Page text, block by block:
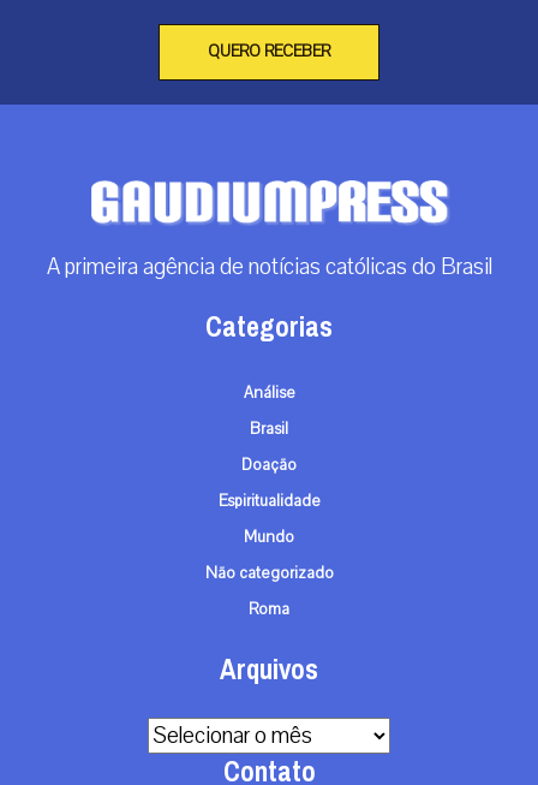
QUERO RECEBER
A primeira agência de notícias católicas do Brasil
Categorias
Análise
Brasil
Doação
Espiritualidade
Mundo
Não categorizado
Roma
Arquivos
Arquivos
Contato